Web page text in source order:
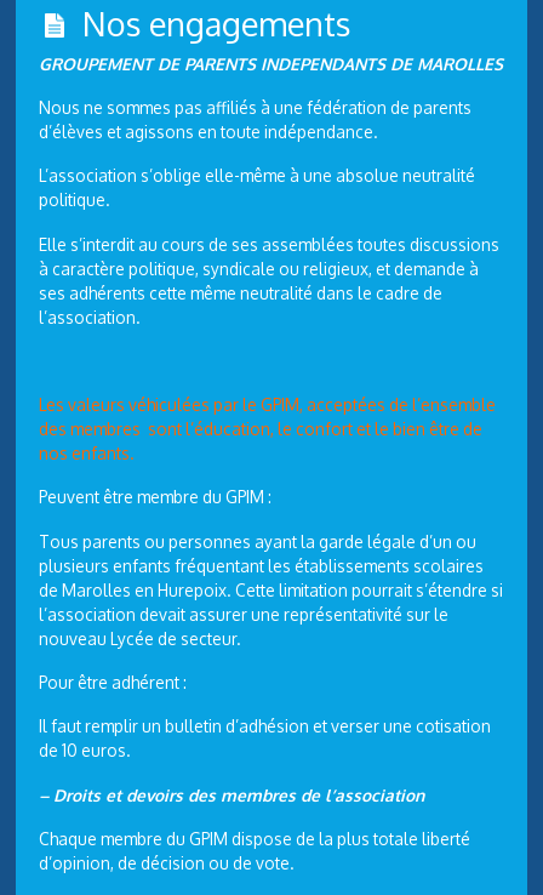
Nos engagements
GROUPEMENT DE PARENTS INDEPENDANTS DE MAROLLES
Nous ne sommes pas affiliés à une fédération de parents
d’élèves et agissons en toute indépendance.
L’association s’oblige elle-même à une absolue neutralité
politique.
Elle s’interdit au cours de ses assemblées toutes discussions
à caractère politique, syndicale ou religieux, et demande à
ses adhérents cette même neutralité dans le cadre de
l’association.
Les valeurs véhiculées par le GPIM, acceptées de l’ensemble
des membres sont l’éducation, le confort et le bien être de
nos enfants.
Peuvent être membre du GPIM :
Tous parents ou personnes ayant la garde légale d’un ou
plusieurs enfants fréquentant les établissements scolaires
de Marolles en Hurepoix. Cette limitation pourrait s’étendre si
l’association devait assurer une représentativité sur le
nouveau Lycée de secteur.
Pour être adhérent :
Il faut remplir un bulletin d’adhésion et verser une cotisation
de 10 euros.
– Droits et devoirs des membres de l’association
Chaque membre du GPIM dispose de la plus totale liberté
d’opinion, de décision ou de vote.